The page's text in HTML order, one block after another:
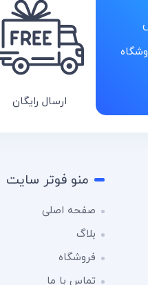
ارسال رایگان
منو فوتر سایت
صفحه اصلی
بلاگ
فروشگاه
تماس با ما